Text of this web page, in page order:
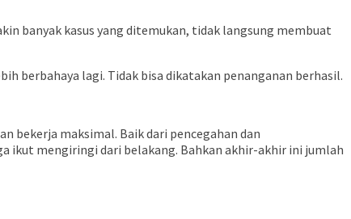
banyak kasus yang ditemukan, tidak langsung membuat
berbahaya lagi. Tidak bisa dikatakan penanganan berhasil.
bekerja maksimal. Baik dari pencegahan dan
ikut mengiringi dari belakang. Bahkan akhir-akhir ini jumlah